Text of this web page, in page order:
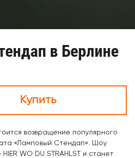
в Берлине
Купить
возвращение популярного
«Ламповый Стендап». Шоу
WO DU STRAHLST и станет